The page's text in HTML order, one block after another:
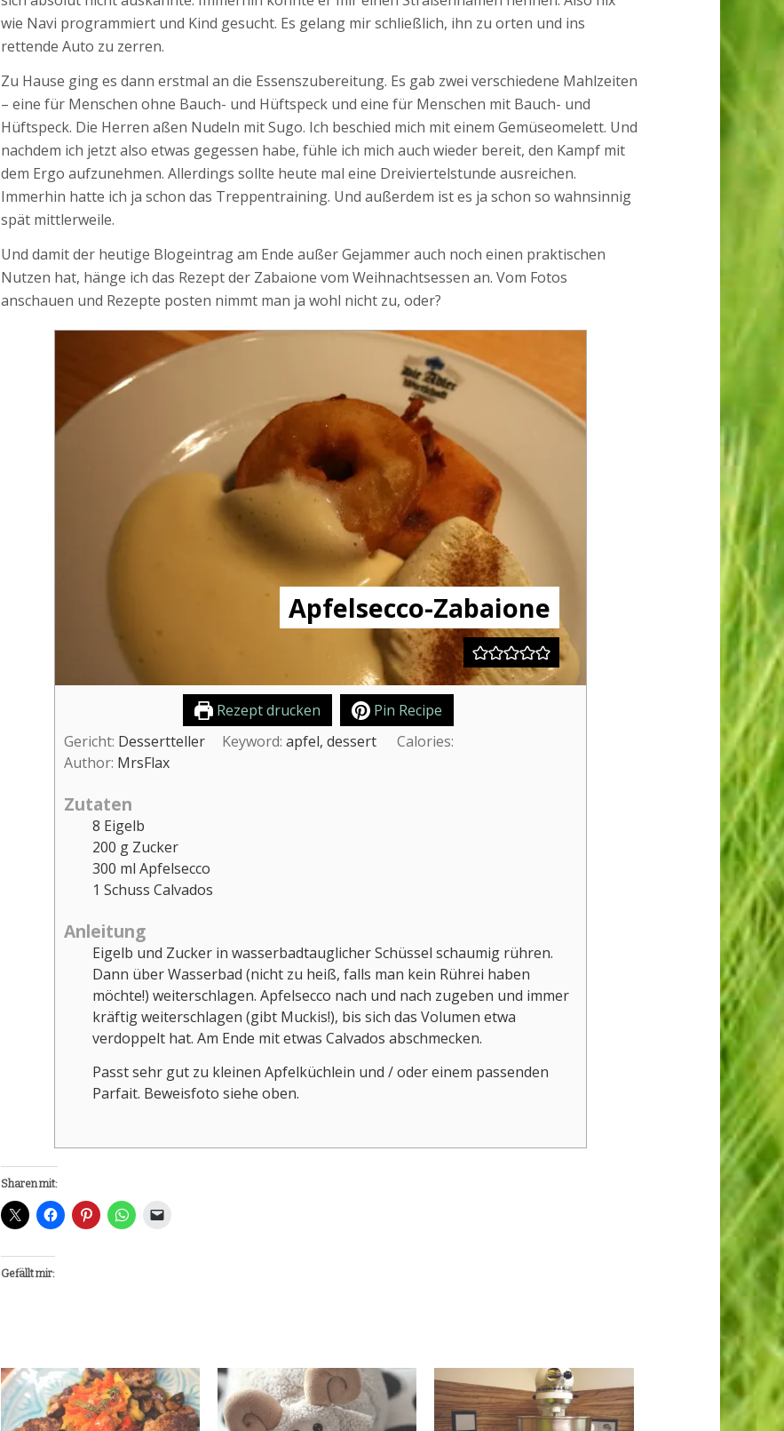
wie Navi programmiert und Kind gesucht. Es gelang mir schließlich, ihn zu orten und ins
rettende Auto zu zerren.
Zu Hause ging es dann erstmal an die Essenszubereitung. Es gab zwei verschiedene Mahlzeiten
– eine für Menschen ohne Bauch- und Hüftspeck und eine für Menschen mit Bauch- und
Hüftspeck. Die Herren aßen Nudeln mit Sugo. Ich beschied mich mit einem Gemüseomelett. Und
nachdem ich jetzt also etwas gegessen habe, fühle ich mich auch wieder bereit, den Kampf mit
dem Ergo aufzunehmen. Allerdings sollte heute mal eine Dreiviertelstunde ausreichen.
Immerhin hatte ich ja schon das Treppentraining. Und außerdem ist es ja schon so wahnsinnig
spät mittlerweile.
Und damit der heutige Blogeintrag am Ende außer Gejammer auch noch einen praktischen
Nutzen hat, hänge ich das Rezept der Zabaione vom Weihnachtsessen an. Vom Fotos
anschauen und Rezepte posten nimmt man ja wohl nicht zu, oder?
Apfelsecco-Zabaione
Rezept drucken
Pin Recipe
Gericht: Dessertteller Keyword:apfel, dessert
Calories:
Author: MrsFlax
Zutaten
8 Eigelb
200 g Zucker
300 ml Apfelsecco
1 Schuss Calvados
Anleitung
Eigelb und Zucker in wasserbadtauglicher Schüssel schaumig rühren.
Dann über Wasserbad (nicht zu heiß, falls man kein Rührei haben
möchte!) weiterschlagen. Apfelsecco nach und nach zugeben und immer
kräftig weiterschlagen (gibt Muckis!), bis sich das Volumen etwa
verdoppelt hat. Am Ende mit etwas Calvados abschmecken.
Passt sehr gut zu kleinen Apfelküchlein und / oder einem passenden
Parfait. Beweisfoto siehe oben.
Sharen mit:
Gefällt mir: